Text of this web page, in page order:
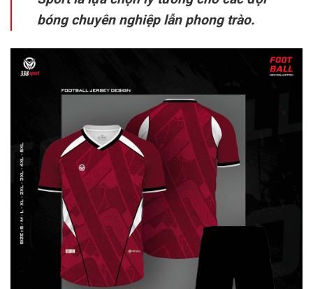
bóng chuyên nghiệp lẫn phong trào.